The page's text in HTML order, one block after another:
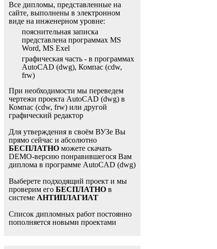
Все дипломы, представленные на
сайте, выполнены в электронном
виде на инженерном уровне:
пояснительная записка
представлена программах MS
Word, MS Exel
графическая часть - в программах
AutoCAD (dwg), Компас (cdw,
frw)
При необходимости мы переведем
чертежи проекта AutoCAD (dwg) в
Компас (cdw, frw) или другой
графический редактор
Для утверждения в своём ВУЗе Вы
прямо сейчас и абсолютно
БЕСПЛАТНО можете скачать
DEMO-версию понравившегося Вам
диплома в программе AutoCAD (dwg)
Выберете подходящий проект и мы
проверим его БЕСПЛАТНО в
системе АНТИПЛАГИАТ
Список дипломных работ постоянно
пополняется новыми проектами